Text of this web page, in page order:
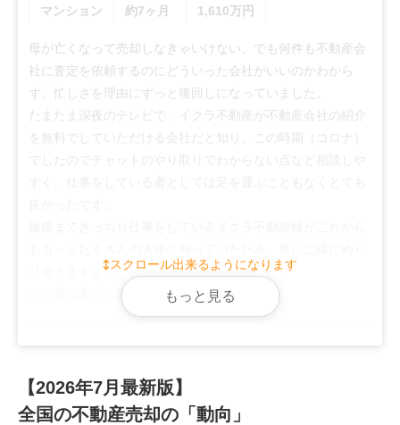
マンション
約7ヶ月
1,610万円
母が亡くなって売却しなきゃいけない、でも何件も不動産会
社に査定を依頼するのにどういった会社がいいのかわから
ず、忙しさを理由にずっと後回しになっていました。
たまたま深夜のテレビで、イクラ不動産が不動産会社の紹介
を無料でしていただける会社だと知り、この時期（コロナ）
り会えますよう心よりお祈り申し上げます。
この度は本当にありがとうございました。
スクロール出来るようになります
もっと見る
【2026年7月最新版】
全国の不動産売却の「動向」